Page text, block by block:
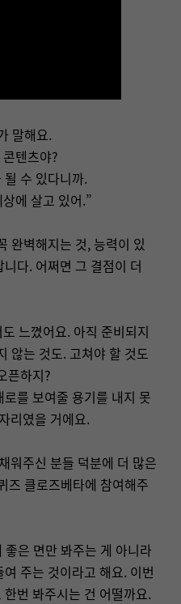
말해요.
텐츠야?
수 있다니까.
에 살고 있어.”
완벽해지는 것, 능력이 있
다. 어쩌면 그 결점이 더
느꼈어요. 아직 준비되지
않는 것도. 고쳐야 할 것도
픈하지?
를 보여줄 용기를 내지 못
리였을 거에요.
워주신 분들 덕분에 더 많은
즈 클로즈베타에 참여해주
은 면만 봐주는 게 아니라
주는 것이라고 해요. 이번
번 봐주시는 건 어떨까요.